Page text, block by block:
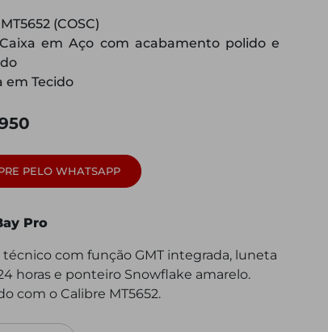
(COSC)
em Aço com acabamento polido e
em Tecido
PELO WHATSAPP
Pro
técnico com função GMT integrada, luneta
horas e ponteiro Snowflake amarelo.
com o Calibre MT5652.